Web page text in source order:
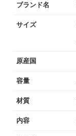
ブランド名
サイズ
原産国
容量
材質
内容